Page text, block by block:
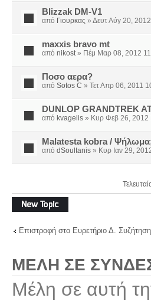
Blizzak DM-V1
από Γιουρκας » Δευτ Αύγ 20,
maxxis bravo mt
από nikost» Πέμ Μαρ 08, 2012
Ποσο αερα?
από Sotos C » Τετ Απρ 06, 2011
DUNLOP GRANDTREK
από kvagelis » Κυρ Φεβ 26, 2012
Malatesta kobra /
από dSoultanis » Κυρ Ιαν 29,
Δημιουργία νέου
θέματος
Επιστροφή στο Ευρετήριο Δ.
ΜΈΛΗ ΣΕ
Μέλη σε αυτή